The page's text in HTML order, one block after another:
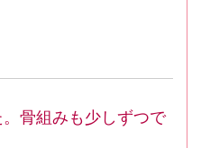
骨組みも少しずつで